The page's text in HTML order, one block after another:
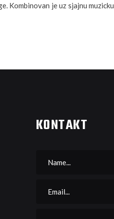
Kombinovan je uz sjajnu muzicku
KONTAKT